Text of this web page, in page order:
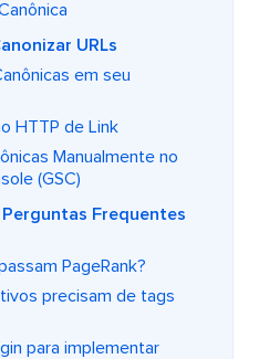
URLs
em seu
HTTP de Link
Manualmente no
(GSC)
Perguntas Frequentes
PageRank?
precisam de tags
para implementar